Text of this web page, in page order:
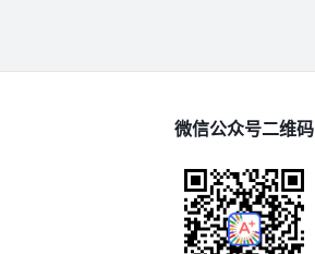
微信公众号二维码